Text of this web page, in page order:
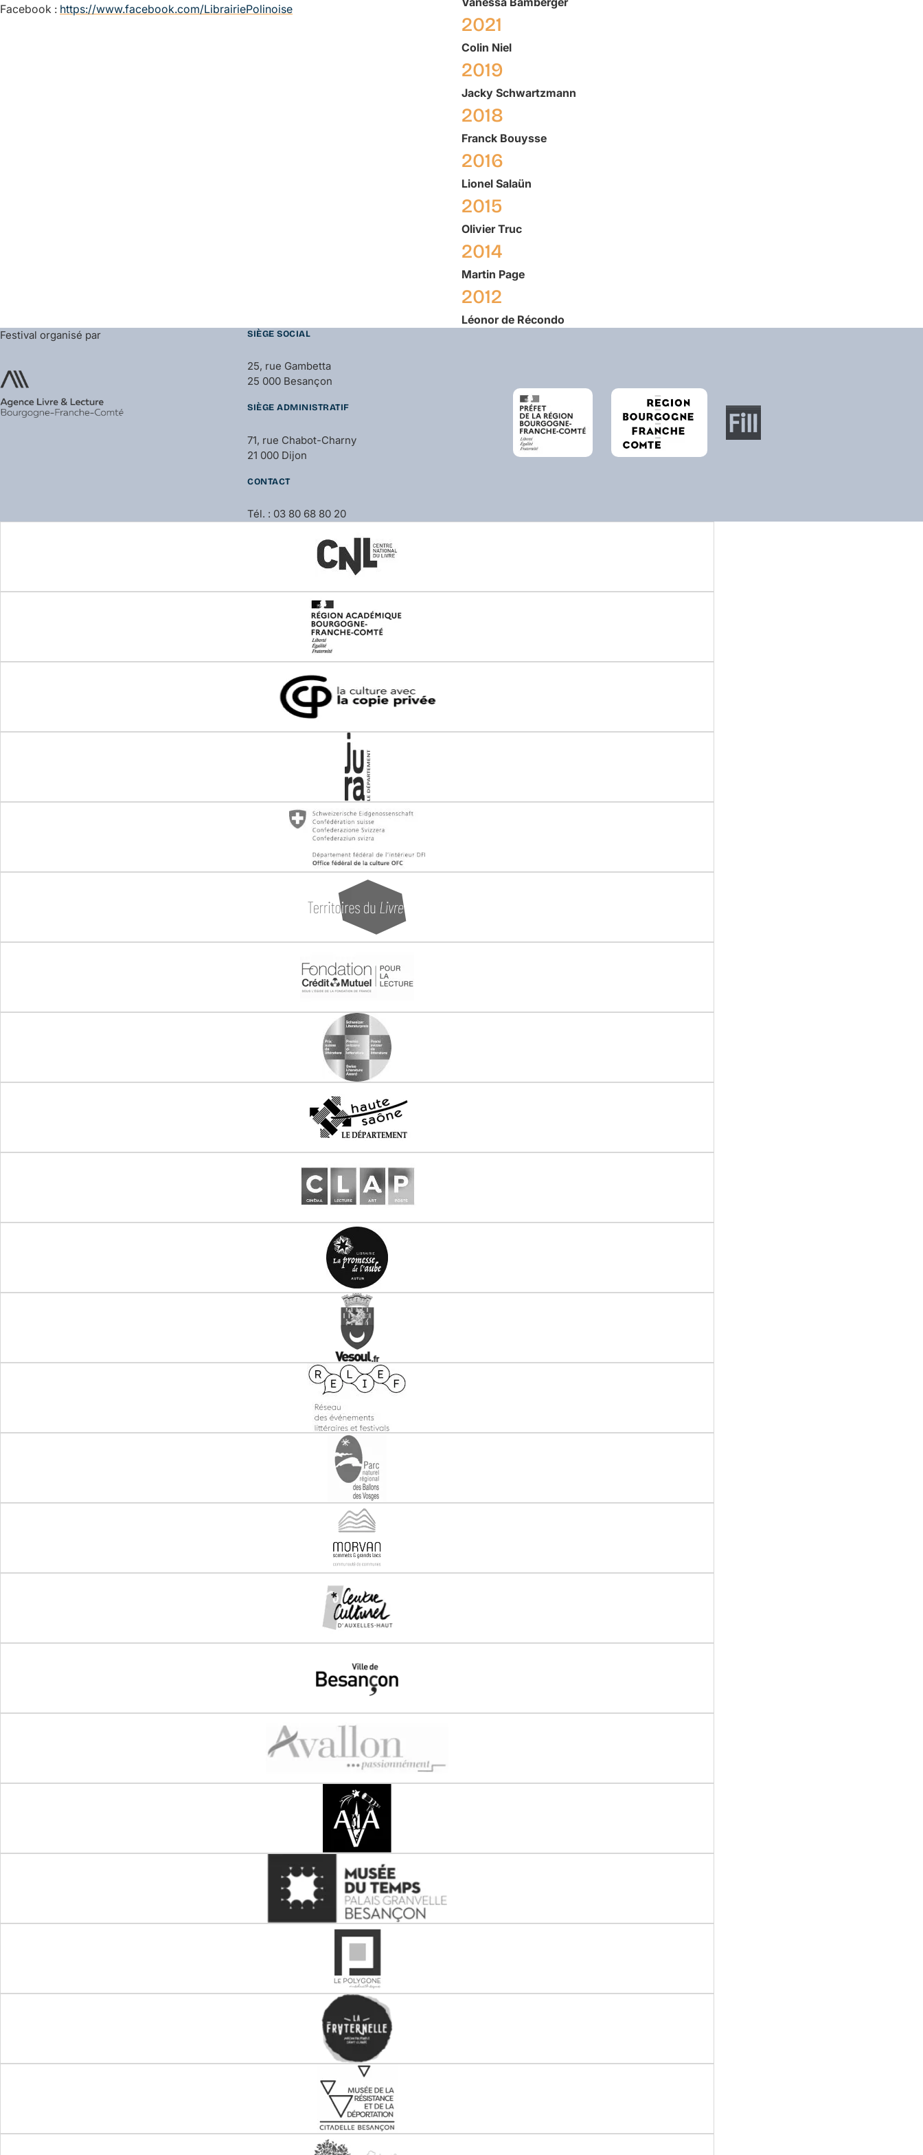
Facebook : https://www.facebook.com/LibrairiePolinoise
2021
Colin Niel
2019
Jacky Schwartzmann
2018
Franck Bouysse
2016
Lionel Salaün
2015
OlivierTruc
2014
Martin Page
2012
Léonorde Récondo
Festival organisé par SIÈGE SOCIAL
25, rue Gambetta
25 000 Besançon
SIÈGE ADMINISTRATIF
71, rue Chabot-Charny
21 000 Dijon
CONTACT
Tél. : 03 80 68 80 20